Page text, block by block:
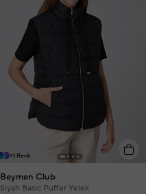
+1 Renk
Beymen Club
Siyah Basic Puffer Yelek